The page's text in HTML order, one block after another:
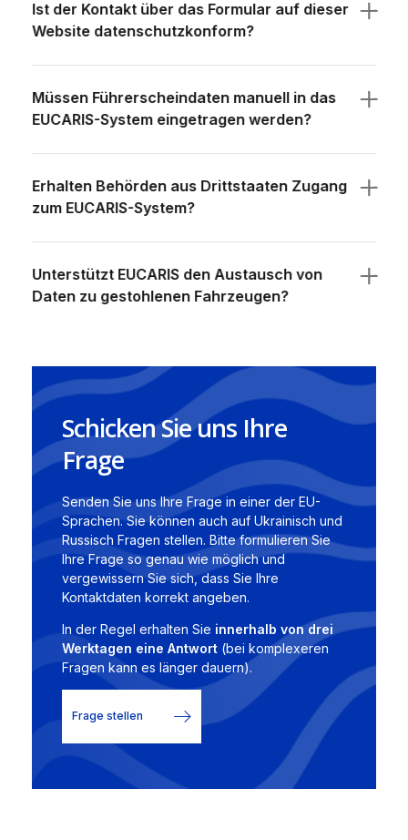
Ist der Kontakt über das Formular auf dieser
Website datenschutzkonform?
Müssen Führerscheindaten manuell in das
EUCARIS-System eingetragen werden?
Erhalten Behörden aus Drittstaaten Zugang
zum EUCARIS-System?
Unterstützt EUCARIS den Austausch von
Daten zu gestohlenen Fahrzeugen?
Schicken Sie uns Ihre
Frage
Senden Sie uns Ihre Frage in einer der EU-
Sprachen. Sie können auch auf Ukrainisch und
Russisch Fragen stellen. Bitte formulieren Sie
Ihre Frage so genau wie möglich und
vergewissern Sie sich, dass Sie Ihre
Kontaktdaten korrekt angeben.
In der Regel erhalten Sie innerhalb von drei
Werktagen eine Antwort (bei komplexeren
Fragen kann es länger dauern).
Frage stellen